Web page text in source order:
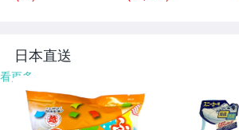
7a
日本直送
看更多